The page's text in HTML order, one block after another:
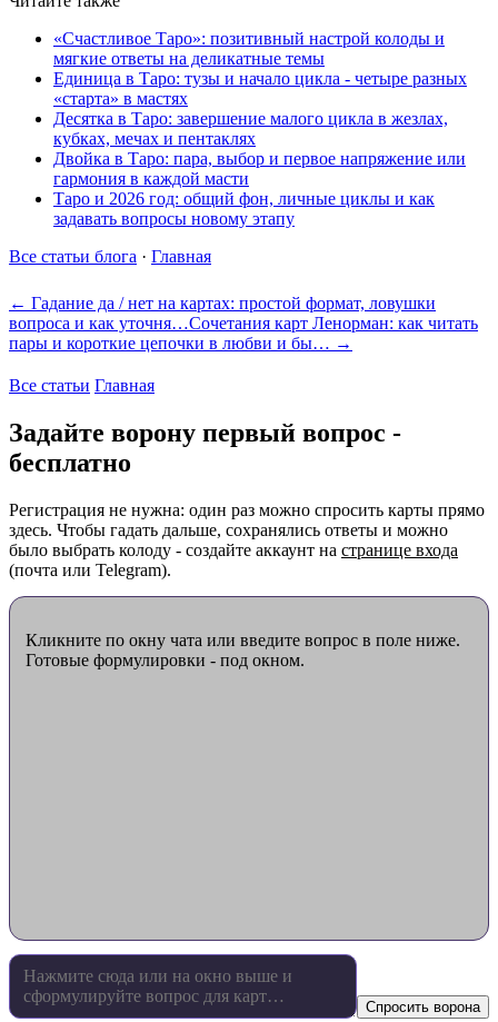
«Счастливое Таро»: позитивный настрой колоды и
мягкие ответы на деликатные темы
Единица в Таро: тузы и начало цикла - четыре разных
«старта» в мастях
Десятка в Таро: завершение малого цикла в жезлах,
кубках, мечах и пентаклях
Двойка в Таро: пара, выбор и первое напряжение или
гармония в каждой масти
Таро и 2026 год: общий фон, личные циклы и как
задавать вопросы новому этапу
Все статьи блога · Главная
← Гадание да / нет на картах: простой формат, ловушки
вопроса и как уточня…Сочетания карт Ленорман: как читать
пары и короткие цепочки в любви и бы… →
Все статьи Главная
Задайте ворону первый вопрос -
бесплатно
Регистрация не нужна: один раз можно спросить карты прямо
здесь. Чтобы гадать дальше, сохранялись ответы и можно
было выбрать колоду - создайте аккаунт на странице входа
(почта или Telegram).
Кликните по окну чата или введите вопрос в поле ниже.
Готовые формулировки - под окном.
Спросить ворона